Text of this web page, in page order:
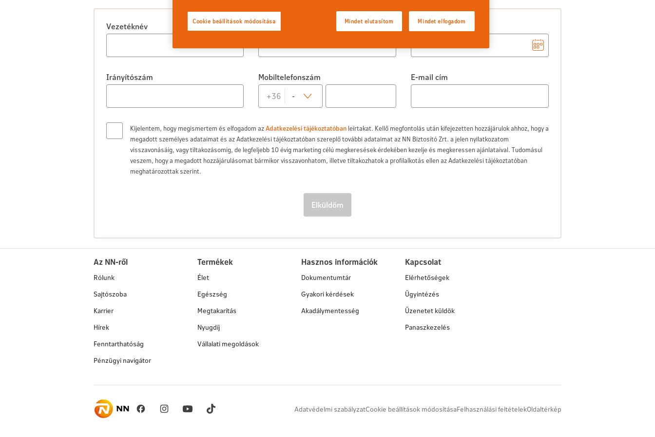
Vezetéknév Keresztnév Születési dátum
Irányítószám
Mobiltelefonszám
+36
-
E-mail cím
Kijelentem, hogy megismertem és elfogadom azAdatkezelési tájékoztatóbanleírtakat. Kellő megfontolás után kifejezetten hozzájárulok ahhoz, hogy a
megadott személyes adataimat és az Adatkezelési tájékoztatóban szereplő további adataimat az NN Biztosító Zrt. a jelen nyilatkozatom
visszavonásáig, vagy tiltakozásomig, de legfeljebb 10 évig marketing célú megkeresések érdekében kezelje és megkeressen ajánlataival. Tudomásul
veszem, hogy a megadott hozzájárulásomat bármikor visszavonhatom, illetve tiltakozhatok a profilalkotás ellen az Adatkezelési tájékoztatóban
meghatározottak szerint.
Elküldöm
Az NN-ről
Rólunk
Sajtószoba
Karrier
Hírek
Fenntarthatóság
Pénzügyi navigátor
Termékek
Élet
Egészség
Megtakarítás
Nyugdíj
Vállalati megoldások
Hasznos információk
Dokumentumtár
Gyakori kérdések
Akadálymentesség
Kapcsolat
Elérhetőségek
Ügyintézés
Üzenetet küldök
Panaszkezelés
Adatvédelmi szabályzatCookie beállítások módosításaFelhasználási feltételekOldaltérkép
Mindet elutasítom Mindet elfogadom
Cookie beállítások módosítása